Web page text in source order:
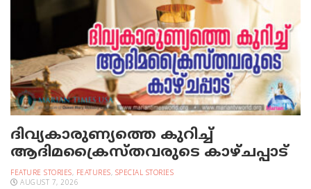
ദിവ്യകാരുണ്യത്തെ കുറിച്ച്
ആദിമക്രൈസ്തവരുടെ കാഴ്ചപ്പാട്
FEATURE STORIES, FEATURES, SPECIAL STORIES
AUGUST 7, 2026